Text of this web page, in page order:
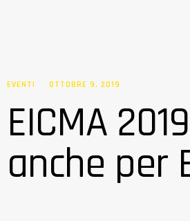
EVENTI OTTOBRE 9, 2019
EICMA
anche per